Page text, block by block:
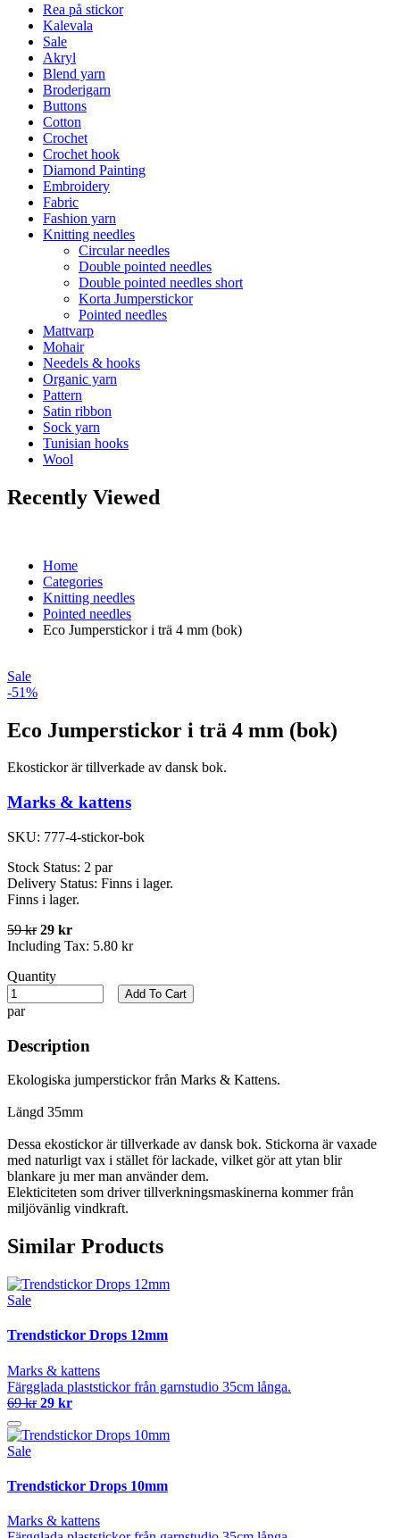
Rea på stickor
Kalevala
Sale
Akryl
Blend yarn
Broderigarn
Buttons
Cotton
Crochet
Crochet hook
Diamond Painting
Embroidery
Fabric
Fashion yarn
Knitting needles
Circular needles
Double pointed needles
Double pointed needles short
Korta Jumperstickor
Pointed needles
Mattvarp
Mohair
Needels & hooks
Organic yarn
Pattern
Satin ribbon
Sock yarn
Tunisian hooks
Wool
Recently Viewed
Home
Categories
Knitting needles
Pointed needles
Eco Jumperstickor i trä 4 mm (bok)
Sale
-51%
Eco Jumperstickor i trä 4 mm (bok)
Ekostickor är tillverkade av dansk bok.
Marks & kattens
SKU: 777-4-stickor-bok
Stock Status: 2 par
Delivery Status: Finns i lager.
Finns i lager.
59 kr 29 kr
Including Tax: 5.80 kr
Quantity
par
Add To Cart
Description
Ekologiska jumperstickor från Marks & Kattens.
Längd 35mm
Dessa ekostickor är tillverkade av dansk bok. Stickorna är vaxade
med naturligt vax i stället för lackade, vilket gör att ytan blir
blankare ju mer man använder dem.
Elekticiteten som driver tillverkningsmaskinerna kommer från
miljövänlig vindkraft.
Similar Products
Sale
Trendstickor Drops 12mm
Marks & kattens
Färgglada plaststickor från garnstudio 35cm långa.
69 kr 29 kr
Sale
Trendstickor Drops 10mm
Marks & kattens